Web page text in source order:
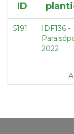
ID
5191
IDF136 -
2022